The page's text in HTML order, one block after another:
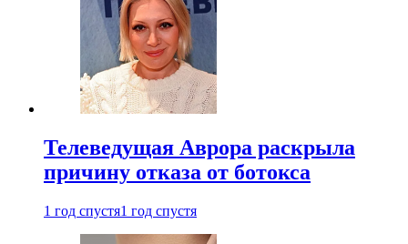
Телеведущая Аврора раскрыла
причину отказа от ботокса
1 год спустя1 год спустя